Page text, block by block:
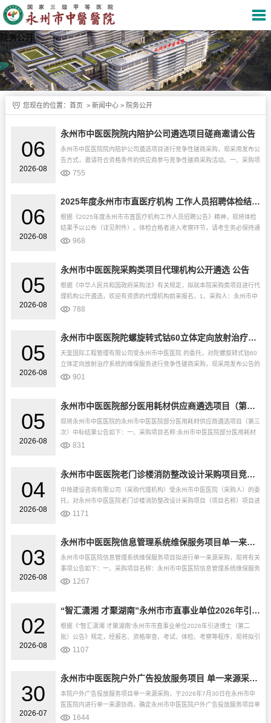
院务公开
您现在的位置： 首页> 新闻中心> 院务公开
06
2026-08
永州市中医医院院内陪护公司遴选项目磋商邀请公告
永州市中医医院院内陪护公司遴选项目进行竞争性磋商采购，现采用发布公
告方式，邀请符合资格条件的供应商参与竞争性磋商采购活动。一、采购项
目基本情况1、采购项目名称：永州市中医医院院内陪护公司遴选项目2、
755
06
2026-08
2025年度永州市市直医疗机构 工作人员招聘体检结果公告
根据《2025年度永州市市直医疗机构工作人员招聘公告》精神，现将体检
结果予以公布（详见附件）。体检合格者进入考察环节，请考生务必保持通
讯畅通。永州市中医医院2026年8月4日体检结果公示名单(1).x...
968
05
2026-08
永州市中医医院采购类项目代理机构公开遴选 公告
根据《中华人民共和国政府采购法》有关规定，拟就本院采购类项目进行代
理机构公开遴选，欢迎有资质的代理机构前来报名。1、采购人：永州市中
医医院1.1地址：永州市冷水滩区九嶷巷14号1.2联系人：刘女士1....
788
05
2026-08
永州市中医医院陀螺旋转式钴60立体定向放射治疗系统的维保服务 磋商邀请公告
天鉴国际工程管理有限公司受永州市中医医院 的委托，对陀螺旋转式钴60
立体定向放射治疗系统的维保服务进行竞争性磋商采购，现采用发布公告的
方式，邀请符合资格条件的供应商参与竞争性磋商采购活动。一、采购项
901
05
2026-08
永州市中医医院部分医用耗材供应商遴选项目（第三次）中标结果公告
现将永州市中医医院的永州市中医医院部分医用耗材供应商遴选项目（第三
次）中标结果公告如下：一、采购项目名称:永州市中医医院部分医用耗材
供应商遴选项目（第三次）二、采购代理编号:HNXX2026-ZB-0...
831
04
2026-08
永州市中医医院老门诊楼消防整改设计采购项目竞争性磋商邀请公告
中技建设咨询有限公司（采购代理机构）受永州市中医医院（采购人）的委
托，对永州市中医医院老门诊楼消防整改设计采购项目（项目名称）项目进
行竞争性磋商采购，现采用发布公告方式，邀请符合资格条件的供应商参与
1171
03
2026-08
永州市中医医院信息管理系统维保服务项目单一来源采购公示
永州市中医医院信息管理系统维保服务项目拟进行单一来源采购，现将有关
事项公告如下：一、采购项目名称：永州市中医医院信息管理系统维保服务
项目。二、项目内容：1、项目名称：永州市中医医院软件系统维保项目
1267
02
2026-08
“智汇潇湘 才聚湖南”永州市市直事业单位2026年引进博士（第二批）医卫类拟引进对象公示公告
根据《“智汇潇湘 才聚湖南”永州市市直事业单位2026年引进博士（第二
批）公告》规定，经报名、资格审查、考试、体检、考察等程序，现将拟引
进对象予以公示（具体名单见附件），公示时间为2026年8月3日至...
1107
30
2026-07
永州市中医医院户外广告投放服务项目 单一来源采购结果公示
本院户外广告投放服务项目单一来源采购，于2026年7月30日在永州市中
医医院内进行单一来源协商，确定永州市中医医院户外广告投放服务项目单
一来源结果如下：序号公司名称成交金额（万元）1永州市冷水滩区依文...
1644